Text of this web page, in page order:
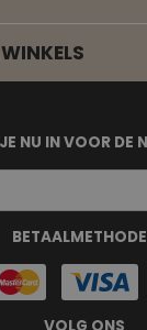
onze
NU IN VOOR DE